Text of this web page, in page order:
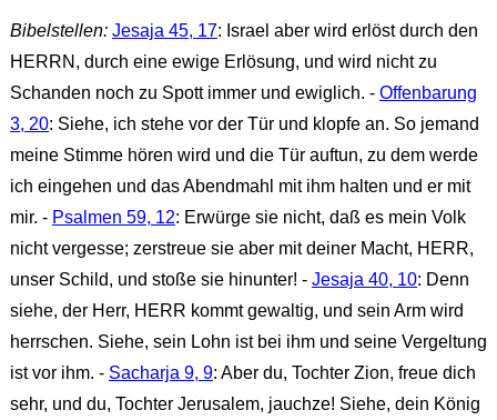
Bibelstellen: Jesaja 45, 17: Israel aber wird erlöst durch den
HERRN, durch eine ewige Erlösung, und wird nicht zu
Schanden noch zu Spott immer und ewiglich. - Offenbarung
3, 20: Siehe, ich stehe vor der Tür und klopfe an. So jemand
meine Stimme hören wird und die Tür auftun, zu dem werde
ich eingehen und das Abendmahl mit ihm halten und er mit
mir. - Psalmen 59, 12: Erwürge sie nicht, daß es mein Volk
nicht vergesse; zerstreue sie aber mit deiner Macht, HERR,
unser Schild, und stoße sie hinunter! - Jesaja 40, 10: Denn
siehe, der Herr, HERR kommt gewaltig, und sein Arm wird
herrschen. Siehe, sein Lohn ist bei ihm und seine Vergeltung
ist vor ihm. - Sacharja 9, 9: Aber du, Tochter Zion, freue dich
sehr, und du, Tochter Jerusalem, jauchze! Siehe, dein König